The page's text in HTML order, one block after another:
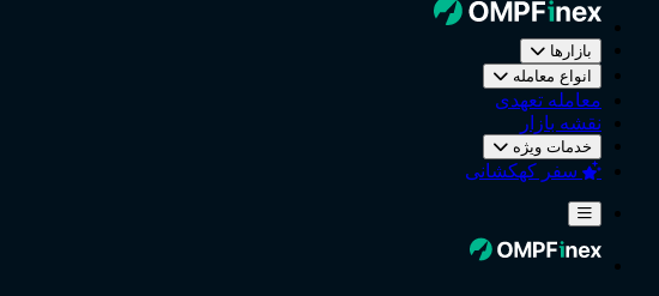
بازارها
انواع معامله
معامله تعهدی
نقشه بازار
خدمات ویژه
سفر کهکشانی